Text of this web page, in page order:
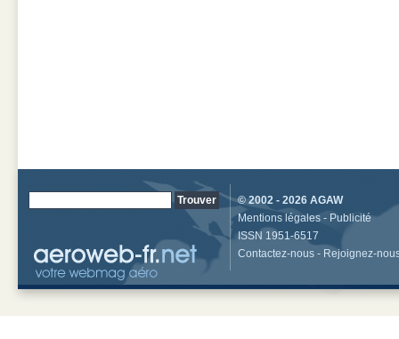
© 2002 - 2026 AGAW
Mentions légales - Publicité
ISSN 1951-6517
Contactez-nous - Rejoignez-